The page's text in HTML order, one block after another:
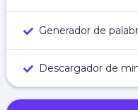
Generador de
Descargador de